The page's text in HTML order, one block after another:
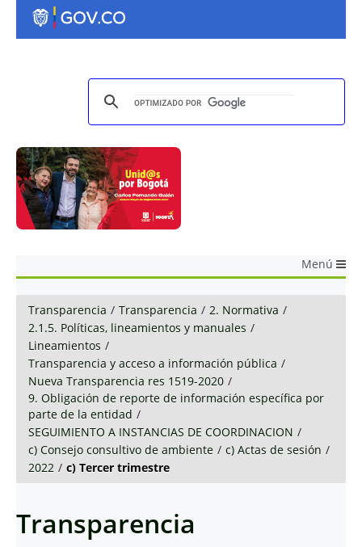
Menú
Transparencia / Transparencia / 2. Normativa /
2.1.5. Políticas, lineamientos y manuales /
Lineamientos /
Transparencia y acceso a información pública /
Nueva Transparencia res 1519-2020 /
9. Obligación de reporte de información específica por
parte de la entidad /
SEGUIMIENTO A INSTANCIAS DE COORDINACION /
c) Consejo consultivo de ambiente / c) Actas de sesión /
2022 / c) Tercer trimestre
Transparencia